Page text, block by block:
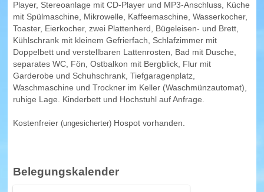
PFRONTEN
Wohnungen in Pfronten (Übersicht)
Player, Stereoanlage mit CD-Player und MP3-Anschluss, Küche
mit Spülmaschine, Mikrowelle, Kaffeemaschine, Wasserkocher,
Toaster, Eierkocher, zwei Plattenherd, Bügeleisen- und Brett,
Kühlschrank mit kleinem Gefrierfach, Schlafzimmer mit
Doppelbett und verstellbaren Lattenrosten, Bad mit Dusche,
separates WC, Fön, Ostbalkon mit Bergblick, Flur mit
Garderobe und Schuhschrank, Tiefgaragenplatz,
Waschmaschine und Trockner im Keller (Waschmünzautomat),
ruhige Lage. Kinderbett und Hochstuhl auf Anfrage.
Kostenfreier (ungesicherter)Hospot vorhanden.
Belegungskalender